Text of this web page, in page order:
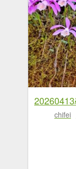
chifei